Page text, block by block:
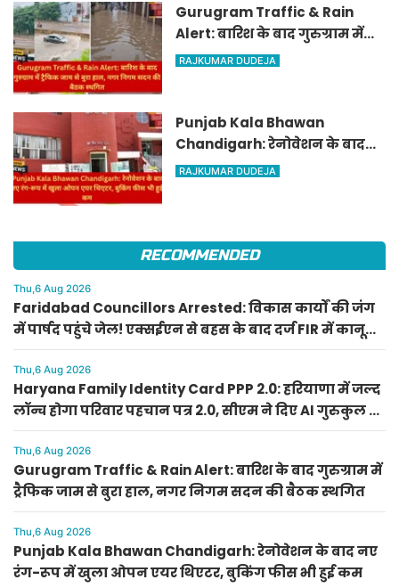
Gurugram Traffic & Rain
Alert: बारिश के बाद गुरुग्राम में
ट्रैफिक जाम से बुरा हाल, नगर
RAJKUMAR DUDEJA
Punjab Kala Bhawan
Chandigarh: रेनोवेशन के बाद
नए रंग-रूप में खुला ओपन एयर
RAJKUMAR DUDEJA
RECOMMENDED
Thu,6 Aug 2026
Faridabad Councillors Arrested: विकास कार्यों की जंग
में पार्षद पहुंचे जेल! एक्सईएन से बहस के बाद दर्ज FIR में कानूनी
कार्रवाई
Thu,6 Aug 2026
Haryana Family Identity Card PPP 2.0: हरियाणा में जल्द
लॉन्च होगा परिवार पहचान पत्र 2.0, सीएम ने दिए AI गुरुकुल के
निर्देश
Thu,6 Aug 2026
Gurugram Traffic & Rain Alert: बारिश के बाद गुरुग्राम में
ट्रैफिक जाम से बुरा हाल, नगर निगम सदन की बैठक स्थगित
Thu,6 Aug 2026
Punjab Kala Bhawan Chandigarh: रेनोवेशन के बाद नए
रंग-रूप में खुला ओपन एयर थिएटर, बुकिंग फीस भी हुई कम